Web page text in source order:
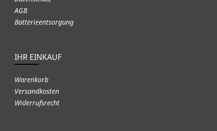
AGB
Batterieentsorgung
IHR EINKAUF
Warenkorb
Versandkosten
Widerrufsrecht